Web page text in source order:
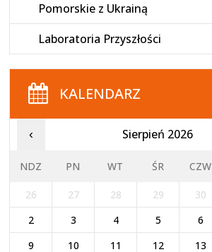
Pomorskie z Ukrainą
Laboratoria Przyszłości
KALENDARZ
‹ Sierpień 2026
NDZ PN WT ŚR CZW
26 27 28 29 30
2
3 4 5 6
9
10 11 12 13